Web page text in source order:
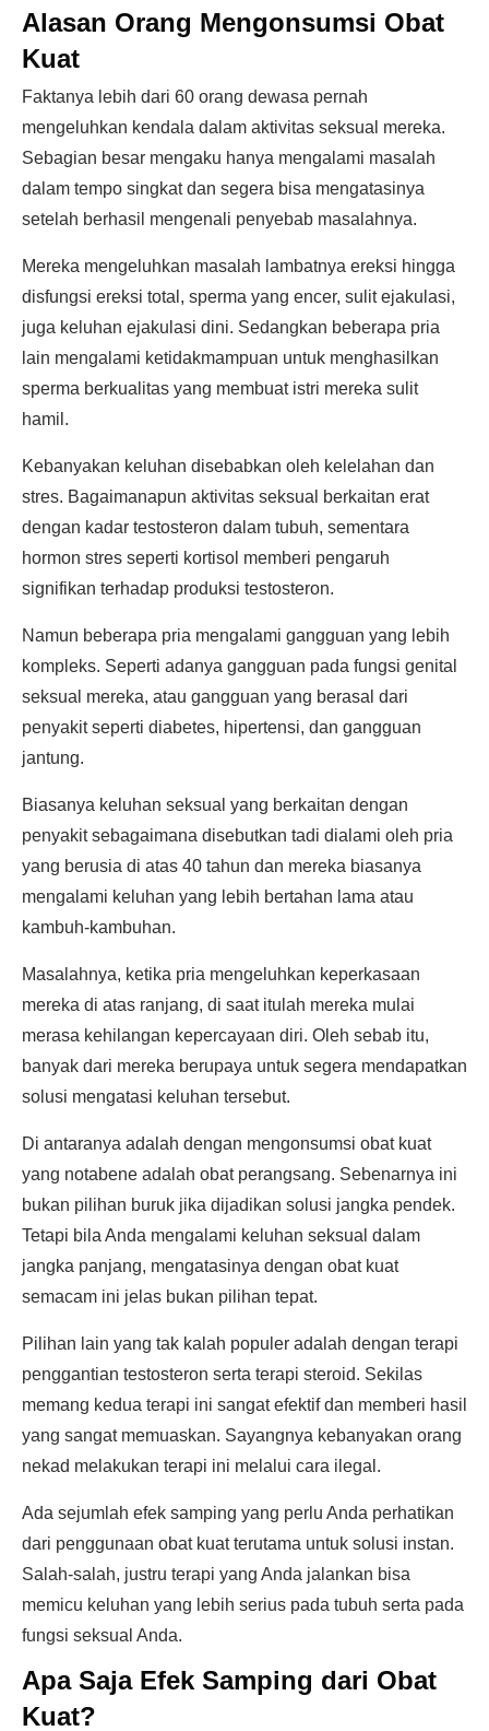
Alasan Orang Mengonsumsi Obat
Kuat
Faktanya lebih dari 60 orang dewasa pernah
mengeluhkan kendala dalam aktivitas seksual mereka.
Sebagian besar mengaku hanya mengalami masalah
dalam tempo singkat dan segera bisa mengatasinya
setelah berhasil mengenali penyebab masalahnya.
Mereka mengeluhkan masalah lambatnya ereksi hingga
disfungsi ereksi total, sperma yang encer, sulit ejakulasi,
juga keluhan ejakulasi dini. Sedangkan beberapa pria
lain mengalami ketidakmampuan untuk menghasilkan
sperma berkualitas yang membuat istri mereka sulit
hamil.
Kebanyakan keluhan disebabkan oleh kelelahan dan
stres. Bagaimanapun aktivitas seksual berkaitan erat
dengan kadar testosteron dalam tubuh, sementara
hormon stres seperti kortisol memberi pengaruh
signifikan terhadap produksi testosteron.
Namun beberapa pria mengalami gangguan yang lebih
kompleks. Seperti adanya gangguan pada fungsi genital
seksual mereka, atau gangguan yang berasal dari
penyakit seperti diabetes, hipertensi, dan gangguan
jantung.
Biasanya keluhan seksual yang berkaitan dengan
penyakit sebagaimana disebutkan tadi dialami oleh pria
yang berusia di atas 40 tahun dan mereka biasanya
mengalami keluhan yang lebih bertahan lama atau
kambuh-kambuhan.
Masalahnya, ketika pria mengeluhkan keperkasaan
mereka di atas ranjang, di saat itulah mereka mulai
merasa kehilangan kepercayaan diri. Oleh sebab itu,
banyak dari mereka berupaya untuk segera mendapatkan
solusi mengatasi keluhan tersebut.
Di antaranya adalah dengan mengonsumsi obat kuat
yang notabene adalah obat perangsang. Sebenarnya ini
bukan pilihan buruk jika dijadikan solusi jangka pendek.
Tetapi bila Anda mengalami keluhan seksual dalam
jangka panjang, mengatasinya dengan obat kuat
semacam ini jelas bukan pilihan tepat.
Pilihan lain yang tak kalah populer adalah dengan terapi
penggantian testosteron serta terapi steroid. Sekilas
memang kedua terapi ini sangat efektif dan memberi hasil
yang sangat memuaskan. Sayangnya kebanyakan orang
nekad melakukan terapi ini melalui cara ilegal.
Ada sejumlah efek samping yang perlu Anda perhatikan
dari penggunaan obat kuat terutama untuk solusi instan.
Salah-salah, justru terapi yang Anda jalankan bisa
memicu keluhan yang lebih serius pada tubuh serta pada
fungsi seksual Anda.
Apa Saja Efek Samping dari Obat
Kuat?